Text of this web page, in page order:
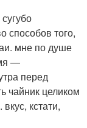
способов того,
мне по душе
—
перед
чайник целиком
кстати,